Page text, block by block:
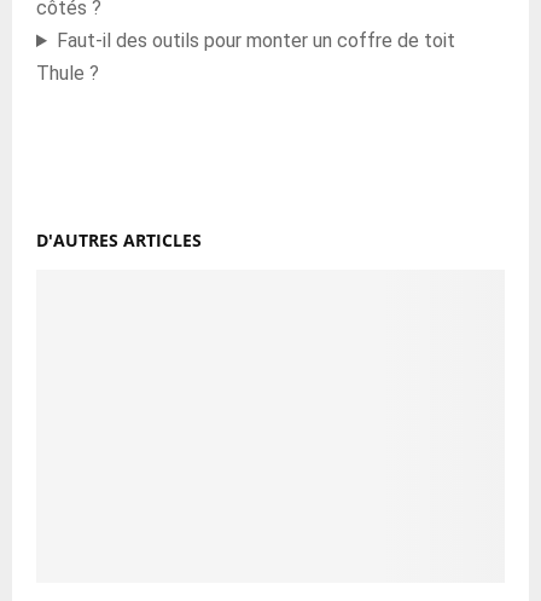
côtés ?
Faut-il des outils pour monter un coffre de toit
Thule ?
D'AUTRES ARTICLES